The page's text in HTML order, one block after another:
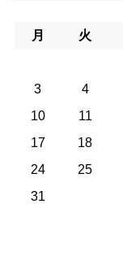
月
火
3
4
10
11
17
18
24
25
31